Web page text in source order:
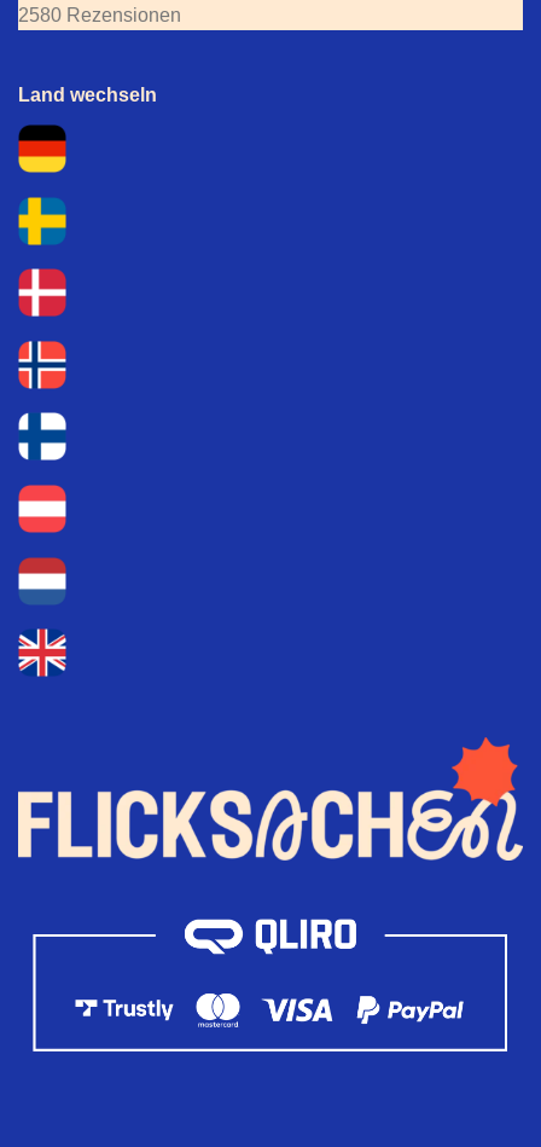
2580 Rezensionen
Land wechseln